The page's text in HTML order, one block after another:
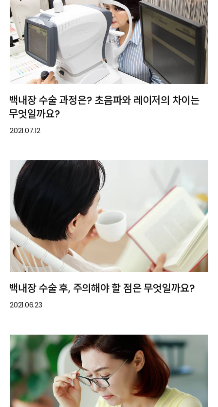
백내장 수술 과정은? 초음파와 레이저의 차이는
무엇일까요?
2021.07.12
백내장 수술 후, 주의해야 할 점은 무엇일까요?
2021.06.23